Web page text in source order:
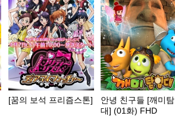
[꿈의 보석 프리즘스톤]
안녕 친구들 [깨미
대] (01화) FHD